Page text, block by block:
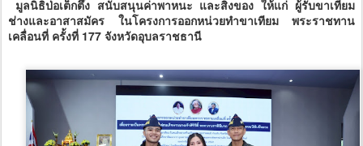
มูลนิธิป่อเต็กตึ๊ง สนับสนุนค่าพาหนะ และสิ่งของ ให้แก่ ผู้รับขาเทียม
ช่างและอาสาสมัคร ในโครงการออกหน่วยทำขาเทียม พระราชทาน
เคลื่อนที่ ครั้งที่ 177 จังหวัดอุบลราชธานี